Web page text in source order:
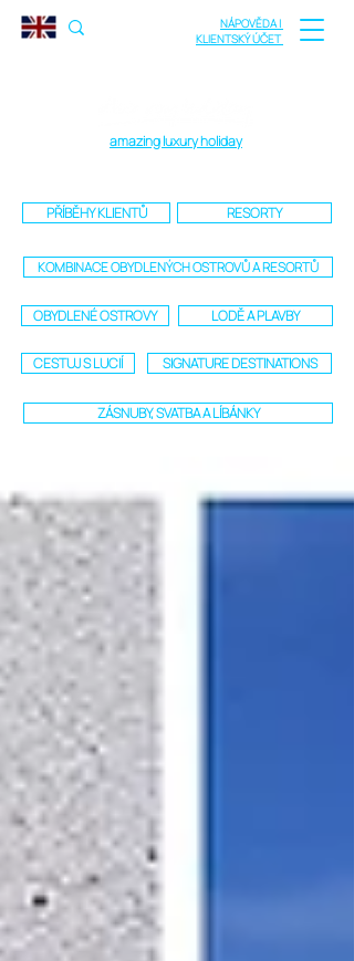
NÁPOVĚDA |
KLIENTSKÝ ÚČET
amazing luxury holiday
PŘÍBĚHY KLIENTŮ RESORTY
KOMBINACE OBYDLENÝCH OSTROVŮ A RESORTŮ
OBYDLENÉ OSTROVY LODĚ A PLAVBY
CESTUJ S LUCIÍ SIGNATURE DESTINATIONS
ZÁSNUBY, SVATBA A LÍBÁNKY